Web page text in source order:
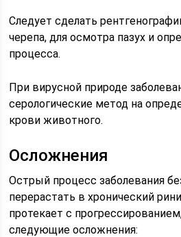
Следует сделать
черепа, для осмотра пазух и
процесса.
При вирусной природе
серологические метод на
крови животного.
Осложнения
Острый процесс заболевания
перерастать в хронический
протекает с
следующие осложнения: